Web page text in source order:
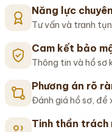
Năng lực
Tư vấn và tranh
Cam kết bảo
Thông tin và hồ sơ
Phương án rõ
Đánh giá hồ sơ, đề
Tinh thần trách